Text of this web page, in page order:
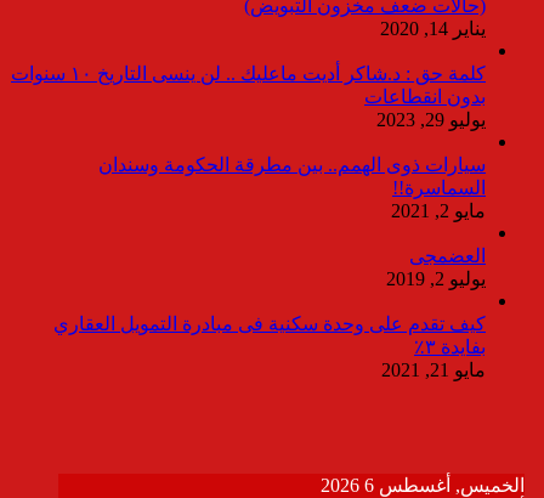
(حالات ضعف مخزون التبويض)
يناير 14, 2020
كلمة حق : د.شاكر أديت ماعليك .. لن ينسى التاريخ ١٠ سنوات
بدون انقطاعات
يوليو 29, 2023
سيارات ذوى الهمم.. بين مطرقة الحكومة وسندان
السماسرة!!
مايو 2, 2021
العضمجى
يوليو 2, 2019
كيف تقدم على وحدة سكنية فى مبادرة التمويل العقاري
بفايدة ٣٪
مايو 21, 2021